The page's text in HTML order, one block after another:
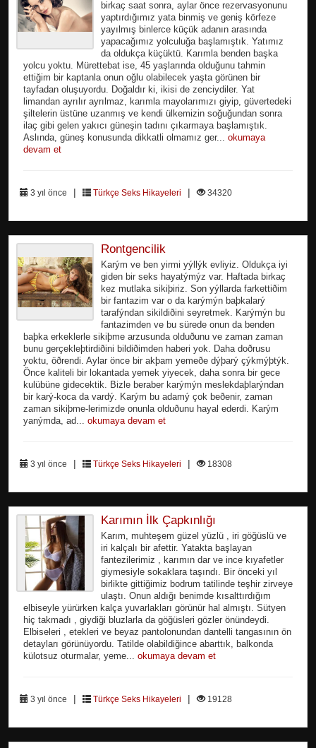
birkaç saat sonra, aylar önce rezervasyonunu
yaptırdığımız yata binmiş ve geniş körfeze
yayılmış binlerce küçük adanın arasında
yapacağımız yolculuğa başlamıştık. Yatımız
da oldukça küçüktü. Karımla benden başka
yolcu yoktu. Mürettebat ise, 45 yaşlarında olduğunu tahmin
ettiğim bir kaptanla onun oğlu olabilecek yaşta görünen bir
tayfadan oluşuyordu. Doğaldır ki, ikisi de zenciydiler. Yat
limandan ayrılır ayrılmaz, karımla mayolarımızı giyip, güvertedeki
şiltelerin üstüne uzanmış ve kendi ülkemizin soğuğundan sonra
ilaç gibi gelen yakıcı güneşin tadını çıkarmaya başlamıştık.
Aslında, güneş konusunda dikkatli olmamız ger... okumaya
devam et
3 yıl önce | Türkçe Seks Hikayeleri | 34320
Rontgencilik
Karým ve ben yirmi yýllýk evliyiz. Oldukça iyi
giden bir seks hayatýmýz var. Haftada birkaç
kez mutlaka sikiþiriz. Son yýllarda farkettiðim
bir fantazim var o da karýmýn baþkalarý
tarafýndan sikildiðini seyretmek. Karýmýn bu
fantazimden ve bu sürede onun da benden
baþka erkeklerle sikiþme arzusunda olduðunu ve zaman zaman
bunu gerçekleþtirdiðini bildiðimden haberi yok. Daha doðrusu
yoktu, öðrendi. Aylar önce bir akþam yemeðe dýþarý çýkmýþtýk.
Önce kaliteli bir lokantada yemek yiyecek, daha sonra bir gece
kulübüne gidecektik. Bizle beraber karýmýn meslekdaþlarýndan
bir karý-koca da vardý. Karým bu adamý çok beðenir, zaman
zaman sikiþme-lerimizde onunla olduðunu hayal ederdi. Karým
yanýmda, ad... okumaya devam et
3 yıl önce | Türkçe Seks Hikayeleri | 18308
Karımın İlk Çapkınlığı
Karım, muhteşem güzel yüzlü , iri göğüslü ve
iri kalçalı bir afettir. Yatakta başlayan
fantezilerimiz , karımın dar ve ince kıyafetler
giymesiyle sokaklara taşındı. Bir önceki yıl
birlikte gittiğimiz bodrum tatilinde teşhir zirveye
ulaştı. Onun aldığı benimde kısalttırdığım
elbiseyle yürürken kalça yuvarlakları görünür hal almıştı. Sütyen
hiç takmadı , giydiği bluzlarla da göğüsleri gözler önündeydi.
Elbiseleri , etekleri ve beyaz pantolonundan dantelli tangasının ön
detayları görünüyordu. Tatilde olabildiğince abarttık, balkonda
külotsuz oturmalar, yeme... okumaya devam et
3 yıl önce | Türkçe Seks Hikayeleri | 19128